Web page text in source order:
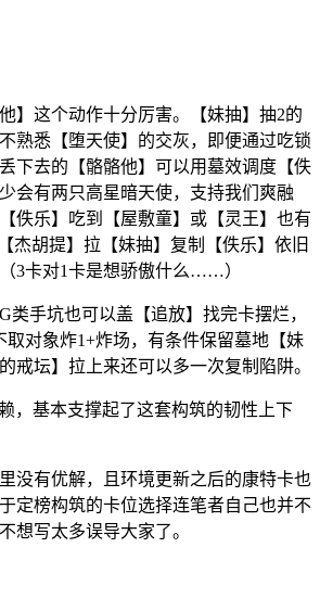
】这个动作十分厉害。【妹抽】抽2的
熟悉【堕天使】的交灰，即便通过吃锁
下去的【骼骼他】可以用墓效调度【佚
会有两只高星暗天使，支持我们爽融
佚乐】吃到【屋敷童】或【灵王】也有
杰胡提】拉【妹抽】复制【佚乐】依旧
3卡对1卡是想骄傲什么……）
类手坑也可以盖【追放】找完卡摆烂，
取对象炸1+炸场，有条件保留墓地【妹
戒坛】拉上来还可以多一次复制陷阱。
，基本支撑起了这套构筑的韧性上下
没有优解，且环境更新之后的康特卡也
定榜构筑的卡位选择连笔者自己也并不
想写太多误导大家了。